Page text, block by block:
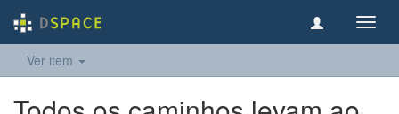
Ver item